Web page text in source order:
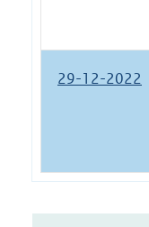
29-12-2022